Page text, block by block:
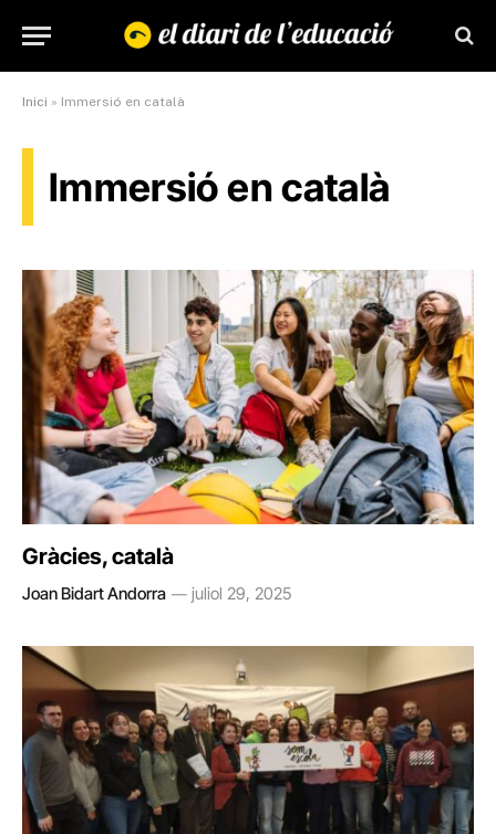
Inici » Immersió en català
Immersió en català
Gràcies, català
Joan Bidart Andorra juliol 29, 2025